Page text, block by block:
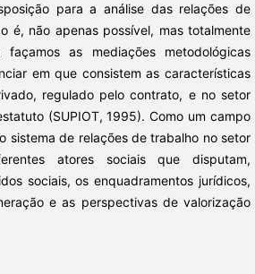
para a análise das relações de
é, não apenas possível, mas totalmente
as mediações metodológicas
em que consistem as características
regulado pelo contrato, e no setor
(SUPIOT, 1995). Como um campo
sistema de relações de trabalho no setor
atores sociais que disputam,
sociais, os enquadramentos jurídicos,
e as perspectivas de valorização